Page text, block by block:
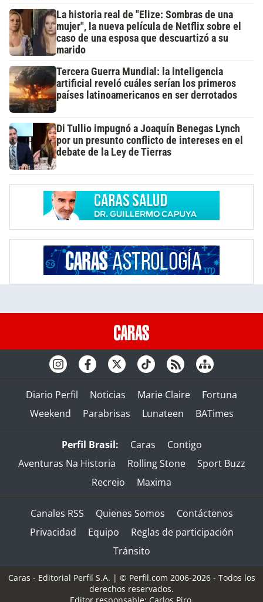
La historia real de "Elize: Sombras de una
mujer", la nueva película de Netflix sobre el
caso de una esposa que descuartizó a su
marido
Tercera Guerra Mundial: la inteligencia
artificial reveló cuáles serían los primeros
países latinoamericanos en ser derrotados
Di Tullio impugnó a Joaquín Benegas Lynch
por un presunto conflicto de intereses en el
debate de la Ley de Tierras
Diario Perfil Noticias Marie Claire
Fortuna
Weekend
Parabrisas Lunateen BATimes
Perfil Brasil: Caras
Contigo
Aventuras Na Historia
Rolling Stone
Sport Buzz
Recreio
Maxima
Canales RSS Quienes Somos
Contáctenos
Privacidad
Equipo
Reglas de participación
Tránsito
Caras - Editorial Perfil S.A. | © Perfil.com 2006-2026 - Todos los
derechos reservados.